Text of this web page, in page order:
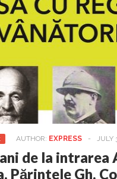
AUTHOR: EXPRESS - JULY
de la intrarea
Părintele Gh.